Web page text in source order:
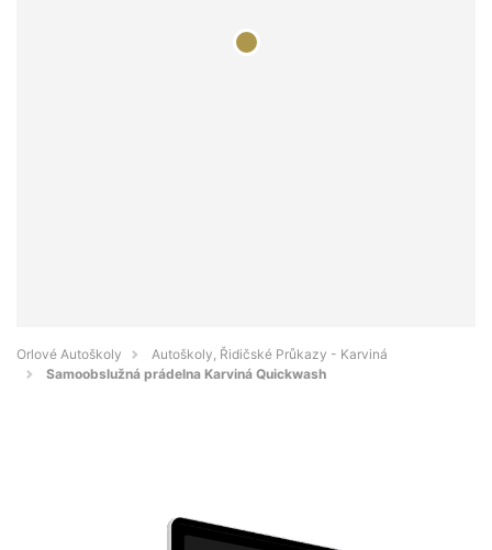
Orlové Autoškoly
Autoškoly, Řidičské Průkazy - Karviná
Samoobslužná prádelna Karviná Quickwash